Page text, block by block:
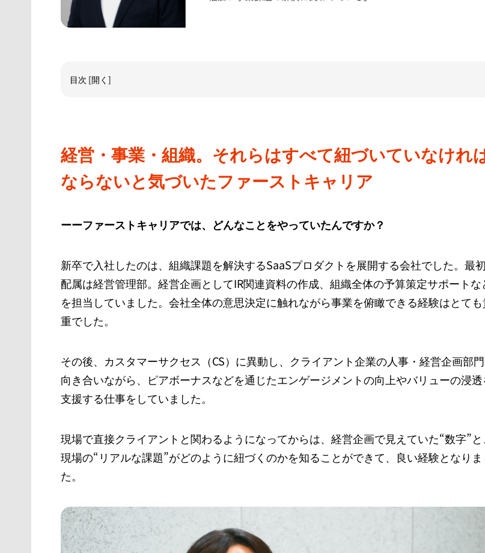
目次 [開く ]
経営・事業・組織。それらはすべて紐づいていなけれ
ならないと気づいたファーストキャリア
ーーファーストキャリアでは、どんなことをやっていたんですか？
新卒で入社したのは、組織課題を解決するSaaSプロダクトを展開する会社でした。最
配属は経営管理部。経営企画としてIR関連資料の作成、組織全体の予算策定サポートな
を担当していました。会社全体の意思決定に触れながら事業を俯瞰できる経験はとて
重でした。
その後、カスタマーサクセス（CS）に異動し、クライアント企業の人事・経営企画部門
向き合いながら、ピアボーナスなどを通じたエンゲージメントの向上やバリューの浸透
支援する仕事をしていました。
現場で直接クライアントと関わるようになってからは、経営企画で見えていた“数字”と、
現場の“リアルな課題”がどのように紐づくのかを知ることができて、良い経験となりま
た。